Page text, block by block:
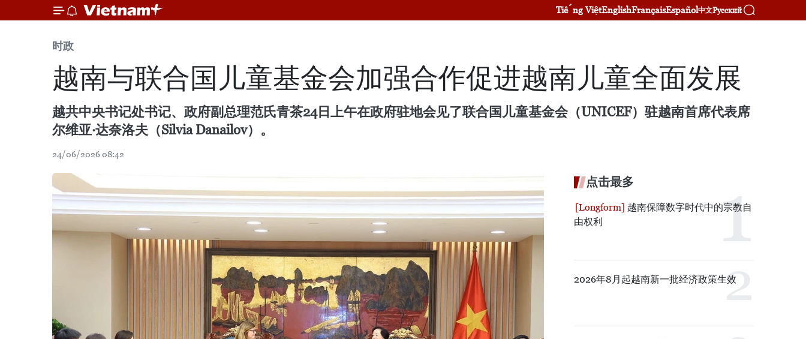
Tiếng ViệtEnglishFrançaisEspañol中文Русский
时政
越南与联合国儿童基金会加强合作促进越南儿童全面发展
越共中央书记处书记、政府副总理范氏青茶24日上午在政府驻地会见了联合国儿童基金会（UNICEF）驻越南首席代表席
尔维亚·达奈洛夫（Silvia Danailov）。
24/06/2026 08:42
点击最多
越南保障数字时代中的宗教自
由权利
2026年8月起越南新一批经济政策生效